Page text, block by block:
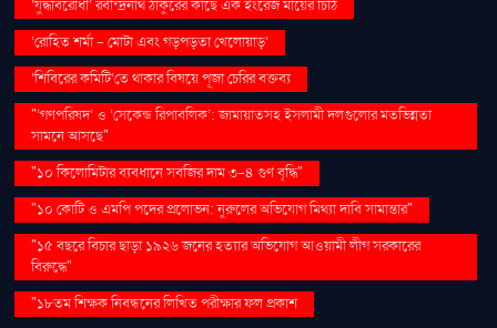
‘যুদ্ধবিরোধী’ রবীন্দ্রনাথ ঠাকুরের কাছে এক ইংরেজ মায়ের চিঠি
‘রোহিত শর্মা - মোটা এবং গড়পড়তা খেলোয়াড়’
‘শিবিরের কমিটি’তে থাকার বিষয়ে পূজা চেরির বক্তব্য
"‘গণপরিষদ’ ও ‘সেকেন্ড রিপাবলিক’: জামায়াতসহ ইসলামী দলগুলোর মতভিন্নতা
সামনে আসছে"
"১০ কিলোমিটার ব্যবধানে সবজির দাম ৩-৪ গুণ বৃদ্ধি"
"১০ কোটি ও এমপি পদের প্রলোভন: নুরুলের অভিযোগ মিথ্যা দাবি সামান্তার"
"১৫ বছরে বিচার ছাড়া ১৯২৬ জনের হত্যার অভিযোগ আওয়ামী লীগ সরকারের
বিরুদ্ধে"
"১৮তম শিক্ষক নিবন্ধনের লিখিত পরীক্ষার ফল প্রকাশ